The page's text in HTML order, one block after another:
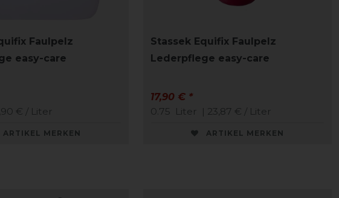
Faulpelz
easy-care
€ / Liter
ARTIKEL MERKEN
Stassek Equifix Faulpelz
Lederpflege easy-care
17,90 € *
0.75 Liter | 23,87 € / Liter
ARTIKEL MERKEN